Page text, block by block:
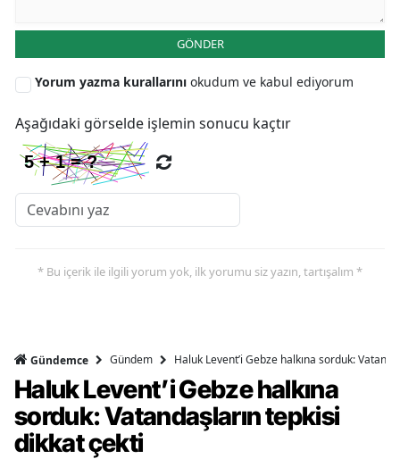
GÖNDER
Yorum yazma kurallarını okudum ve kabul ediyorum
Aşağıdaki görselde işlemin sonucu kaçtır
* Bu içerik ile ilgili yorum yok, ilk yorumu siz yazın, tartışalım *
Gündemce Gündem Haluk Levent’i Gebze halkına sorduk:
Haluk Levent’i Gebze halkına
sorduk: Vatandaşların tepkisi
dikkat çekti